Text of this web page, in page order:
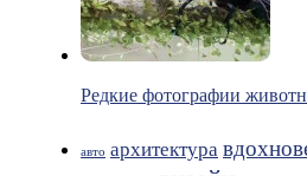
Редкие фотографии
авто архитектура